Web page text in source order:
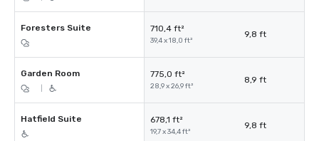
Foresters Suite 710,4 ft²
39,4 x 18,0 ft²
9,8 ft
Garden Room 775,0 ft²
28,9 x 26,9 ft²
8,9 ft
Hatfield Suite 678,1 ft²
19,7 x 34,4 ft²
9,8 ft